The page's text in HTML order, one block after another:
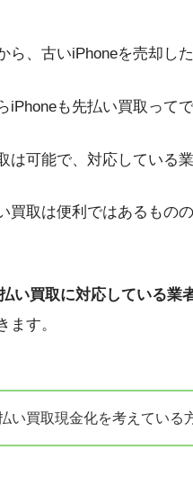
ら、古いiPhoneを売却した
iPhoneも先払い買取って
は可能で、対応している
買取は便利ではあるもの
い買取に対応している業
ます。
い買取現金化を考えている